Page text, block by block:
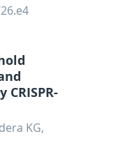
KG,